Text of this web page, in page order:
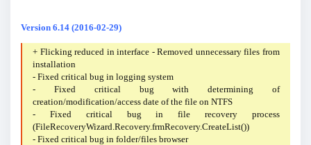
Version 6.14 (2016-02-29)
+ Flicking reduced in interface - Removed unnecessary files from
installation
- Fixed critical bug in logging system
- Fixed critical bug with determining of
creation/modification/access date of the file on NTFS
- Fixed critical bug in file recovery process
(FileRecoveryWizard.Recovery.frmRecovery.CreateList())
- Fixed critical bug in folder/files browser